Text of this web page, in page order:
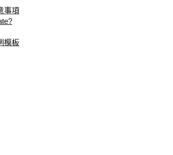
事項
模板